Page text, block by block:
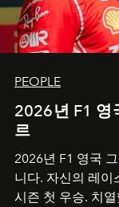
PEOPLE
2026년 F1 영
르
2026년 F1 영국
니다. 자신의 레이
시즌 첫 우승. 치